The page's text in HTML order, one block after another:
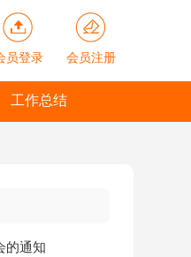
员登录 会员注册
工作总结
的通知